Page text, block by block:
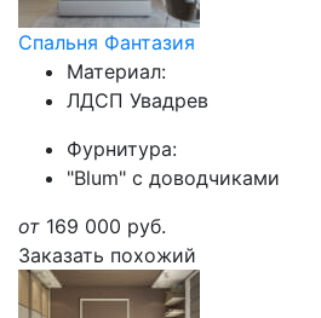
Спальня Фантазия
Материал:
ЛДСП Увадрев
Фурнитура:
"Blum" с доводчиками
от 169 000 руб.
Заказать похожий